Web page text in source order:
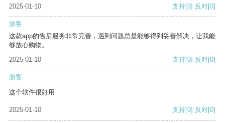
2025-01-10
支持[0] 反对[0]
游客
这款app的售后服务非常完善，遇到问题总是能够得到妥善解决，让我能
够放心购物。
2025-01-10
支持[0] 反对[0]
游客
这个软件很好用
2025-01-10 支持[0] 反对[0]